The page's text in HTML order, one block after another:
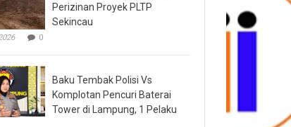
Perizinan Proyek PLTP
Sekincau
0
Baku Tembak Polisi Vs
Komplotan Pencuri Baterai
Tower di Lampung, 1 Pelaku